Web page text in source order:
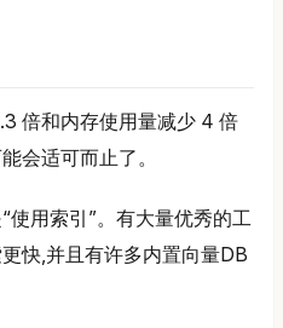
倍和内存使用量减少 4 倍
会适可而止了。
使用索引”。有大量优秀的工
快,并且有许多内置向量DB